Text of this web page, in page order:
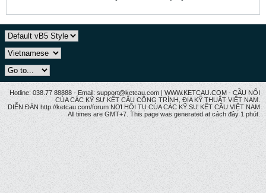
Hotline: 038.77 88888 - Email: support@ketcau.com | WWW.KETCAU.COM - CẦU NỐI
CỦA CÁC KỸ SƯ KẾT CẤU CÔNG TRÌNH, ĐỊA KỸ THUẬT VIỆT NAM.
DIỄN ĐÀN http://ketcau.com/forum NƠI HỘI TỤ CỦA CÁC KỸ SƯ KẾT CÂU VIỆT NAM
All times are GMT+7. This page was generated at cách đây 1 phút.